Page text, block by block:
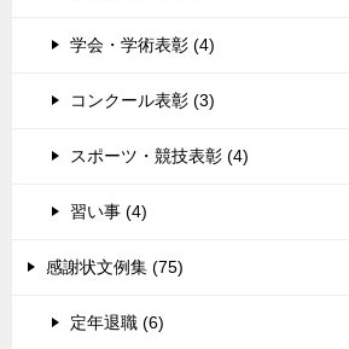
学会・学術表彰 (4)
コンクール表彰 (3)
スポーツ・競技表彰 (4)
習い事 (4)
感謝状文例集 (75)
定年退職 (6)